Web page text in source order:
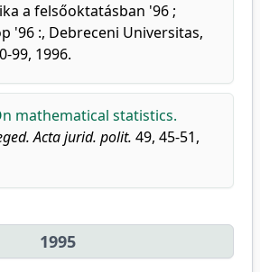
a felsőoktatásban '96 ;
'96 :, Debreceni Universitas,
99, 1996.
mathematical statistics.
Acta jurid. polit. 49, 45-51,
1995